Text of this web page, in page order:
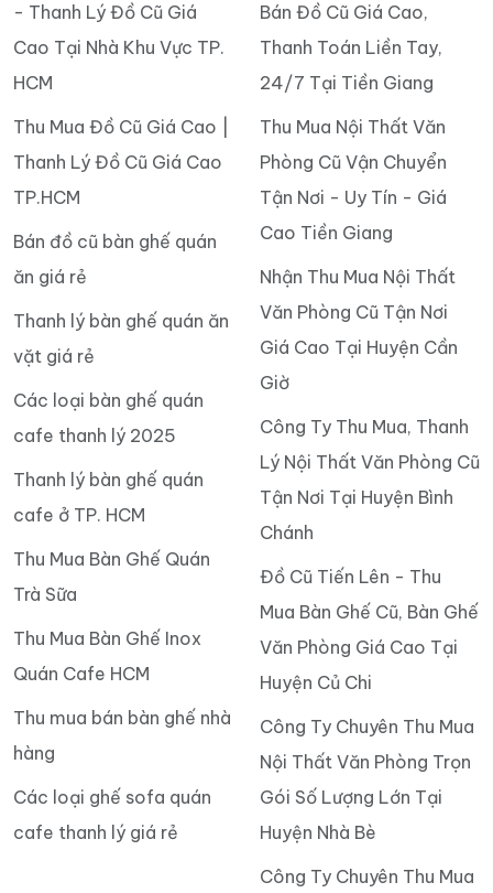
- Thanh Lý Đồ Cũ Giá
Cao Tại Nhà Khu Vực TP.
HCM
Thu Mua Đồ Cũ Giá Cao |
Thanh Lý Đồ Cũ Giá Cao
TP.HCM
Bán đồ cũ bàn ghế quán
ăn giá rẻ
Thanh lý bàn ghế quán ăn
vặt giá rẻ
Các loại bàn ghế quán
cafe thanh lý 2025
Thanh lý bàn ghế quán
cafe ở TP. HCM
Thu Mua Bàn Ghế Quán
Trà Sữa
Thu Mua Bàn Ghế Inox
Quán Cafe HCM
Thu mua bán bàn ghế nhà
hàng
Các loại ghế sofa quán
cafe thanh lý giá rẻ
Bán Đồ Cũ Giá Cao,
Thanh Toán Liền Tay,
24/7 Tại Tiền Giang
Thu Mua Nội Thất Văn
Phòng Cũ Vận Chuyển
Tận Nơi - Uy Tín - Giá
Cao Tiền Giang
Nhận Thu Mua Nội Thất
Văn Phòng Cũ Tận Nơi
Giá Cao Tại Huyện Cần
Giờ
Công Ty Thu Mua, Thanh
Lý Nội Thất Văn Phòng Cũ
Tận Nơi Tại Huyện Bình
Chánh
Đồ Cũ Tiến Lên - Thu
Mua Bàn Ghế Cũ, Bàn Ghế
Văn Phòng Giá Cao Tại
Huyện Củ Chi
Công Ty Chuyên Thu Mua
Nội Thất Văn Phòng Trọn
Gói Số Lượng Lớn Tại
Huyện Nhà Bè
Công Ty Chuyên Thu Mua